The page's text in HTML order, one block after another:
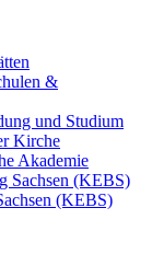
&
und Studium
Kirche
Akademie
(KEBS)